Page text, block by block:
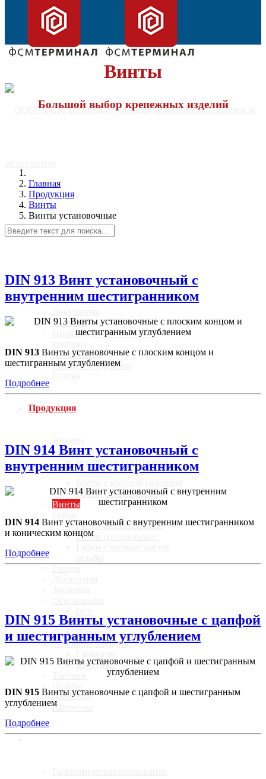
Главная
О компании
Новости
Производители метизов и
Карта сайта
Галерея продукции
Продукция
Болты
головкой
Болты специальные
Винты
Гайки шестигранные
Гайки специальные
Пальцы
Штифты
Саморезы, шурупы
Шурупы
Шпильки
Шплинты
Винты
Большой выбор крепежных изделий
Главная
Продукция
Винты
Винты установочные
DIN 913 Винт установочный с
внутренним шестигранником
DIN 913 Винты установочные с плоским концом и
шестигранным углублением
Подробнее
DIN 914 Винт установочный с
внутренним шестигранником
DIN 914 Винт установочный с внутренним шестигранником
и коническим концом
Подробнее
DIN 915 Винты установочные с цапфой
и шестигранным углублением
DIN 915 Винты установочные с цапфой и шестигранным
углублением
Подробнее